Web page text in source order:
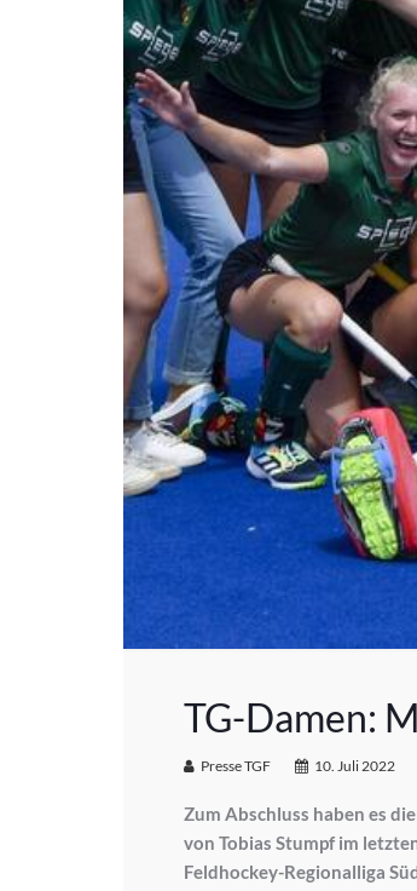
TG-Damen:
Presse TGF 10. Juli 2022
Zum Abschluss haben es
von Tobias Stumpf im
Feldhockey-Regionalliga